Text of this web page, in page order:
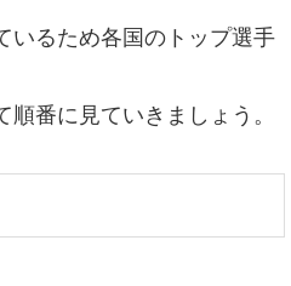
いるため各国のトップ選手
番に見ていきましょう。